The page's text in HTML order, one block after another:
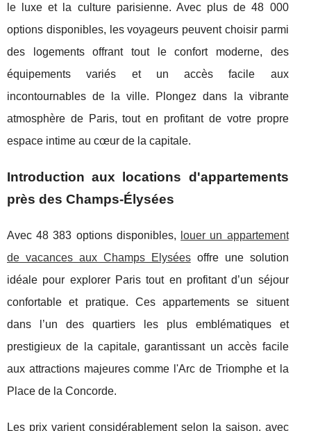
le luxe et la culture parisienne. Avec plus de 48 000
options disponibles, les voyageurs peuvent choisir parmi
des logements offrant tout le confort moderne, des
équipements variés et un accès facile aux
incontournables de la ville. Plongez dans la vibrante
atmosphère de Paris, tout en profitant de votre propre
espace intime au cœur de la capitale.
Introduction aux locations d'appartements
près des Champs-Élysées
Avec 48 383 options disponibles,
louer un appartement
de vacances aux Champs Elyséesoffre une solution
idéale pour explorer Paris tout en profitant d’un séjour
confortable et pratique. Ces appartements se situent
dans l’un des quartiers les plus emblématiques et
prestigieux de la capitale, garantissant un accès facile
aux attractions majeures comme l'Arc de Triomphe et la
Place de la Concorde.
Les prix varient considérablement selon la saison, avec